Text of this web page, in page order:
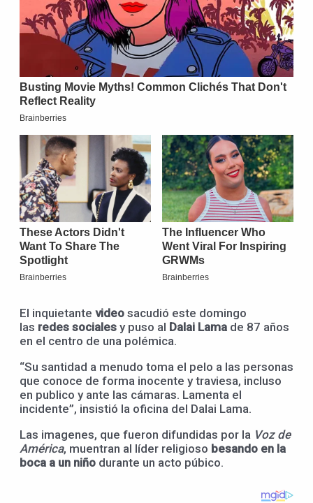
El inquietante video sacudió este domingo
las redes sociales y puso al Dalai Lama de 87 años
en el centro de una polémica.
“Su santidad a menudo toma el pelo a las personas
que conoce de forma inocente y traviesa, incluso
en publico y ante las cámaras. Lamenta el
incidente”, insistió la oficina del Dalai Lama.
Las imagenes, que fueron difundidas por la Voz de
América, muentran al líder religioso besando en la
boca a un niño durante un acto púbico.